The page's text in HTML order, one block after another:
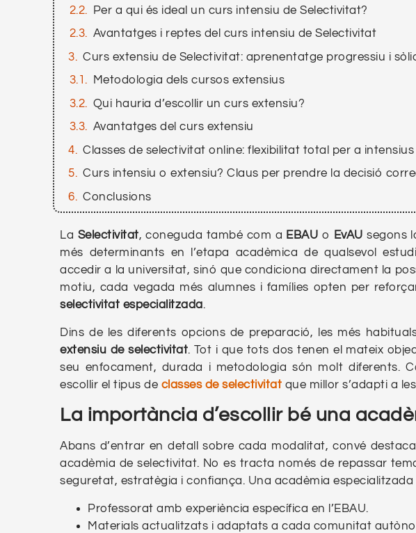
Per a qui és ideal un curs intensiu de Selectivitat?
Avantatges i reptes del curs intensiu de Selectivitat
Curs extensiu de Selectivitat: aprenentatge progressiu i
Metodologia dels cursos extensius
Qui hauria d’escollir un curs extensiu?
Avantatges del curs extensiu
Classes de selectivitat online: flexibilitat total per a
Curs intensiu o extensiu? Claus per prendre la decisió
Conclusions
La Selectivitat, coneguda també com a EBAU o EvAU segons
més determinants en l’etapa acadèmica de qualsevol
accedir a la universitat, sinó que condiciona directament la
motiu, cada vegada més alumnes i famílies opten per
selectivitat especialitzada.
Dins de les diferents opcions de preparació, les més
extensiu de selectivitat. Tot i que tots dos tenen el mateix
seu enfocament, durada i metodologia són molt diferents.
escollir el tipus de classes de selectivitat que millor s’adapti a
La importància d’escollir bé una
Abans d’entrar en detall sobre cada modalitat, convé
acadèmia de selectivitat. No es tracta només de repassar
seguretat, estratègia i confiança. Una acadèmia especialitzada
Professorat amb experiència específica en l’EBAU.
Materials actualitzats i adaptats a cada comunitat